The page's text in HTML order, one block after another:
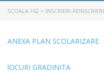
SCOALA 162 > INSCRIERI-REINSCRIERI
ANEXA PLAN SCOLARIZARE
lOCURI GRADINITA